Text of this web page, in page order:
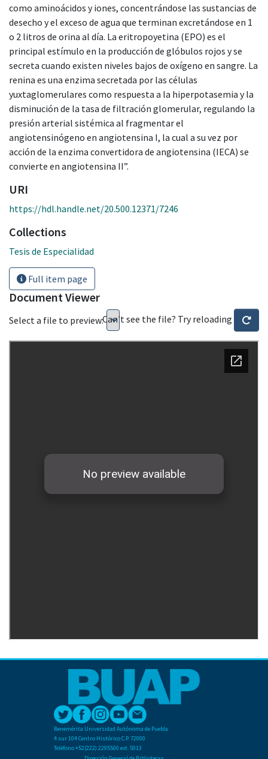
como aminoácidos y iones, concentrándose las sustancias de
desecho y el exceso de agua que terminan excretándose en 1
o 2 litros de orina al día. La eritropoyetina (EPO) es el
principal estímulo en la producción de glóbulos rojos y se
secreta cuando existen niveles bajos de oxígeno en sangre. La
renina es una enzima secretada por las células
yuxtaglomerulares como respuesta a la hiperpotasemia y la
disminución de la tasa de filtración glomerular, regulando la
presión arterial sistémica al fragmentar el
angiotensinógeno en angiotensina I, la cual a su vez por
acción de la enzima convertidora de angiotensina (IECA) se
convierte en angiotensina II”.
URI
https://hdl.handle.net/20.500.12371/7246
Collections
Tesis de Especialidad
Full item page
Document Viewer
Select a file to preview:Can't see the file? Try reloading
Benemérita Universidad Autónoma de Puebla
4 sur 104 Centro Histórico C.P. 72000
Teléfono +52(222) 2295500 ext. 5013